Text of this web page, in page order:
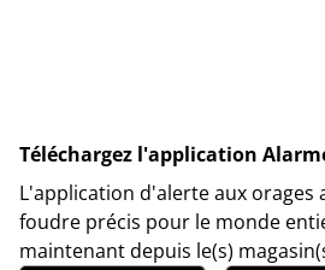
Téléchargez l'application
L'application d'alerte aux orages
foudre précis pour le monde
maintenant depuis le(s)